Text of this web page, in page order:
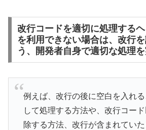
改行コードを適切に処理する
を利用できない場合は、改行
う、開発者自身で適切な処理
例えば、改行の後に空白を入れ
して処理する方法や、改行コー
除する方法、改行が含まれてい